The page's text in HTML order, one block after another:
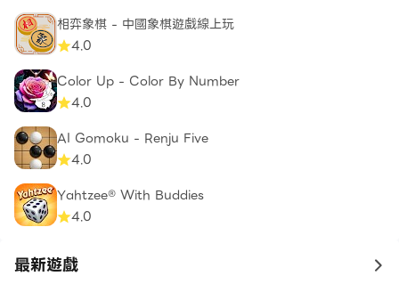
相弈象棋 - 中國象棋遊戲線上玩
4.0
Color Up - Color By Number
4.0
AI Gomoku - Renju Five
4.0
Yahtzee® With Buddies
4.0
最新遊戲 to